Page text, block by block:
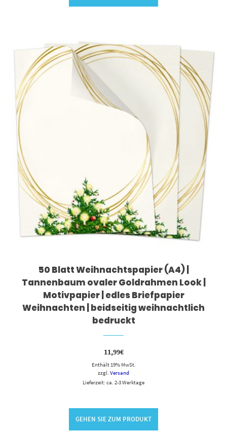
50 Blatt Weihnachtspapier (A4) |
Tannenbaum ovaler Goldrahmen Look |
Motivpapier | edles Briefpapier
Weihnachten | beidseitig weihnachtlich
bedruckt
11,99€
Enthält 19% MwSt.
zzgl. Versand
Lieferzeit: ca. 2-3 Werktage
GEHEN SIE ZUM PRODUKT